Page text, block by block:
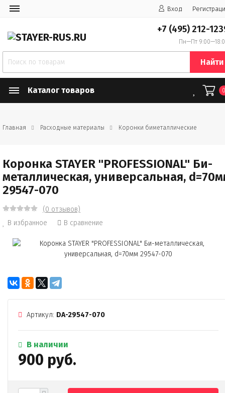
Вход
+7 (495) 212-
Пн—Пт
Найти
Каталог товаров
Главная Расходные материалы Коронки биметаллические
Коронка STAYER "PROFESSIONAL" Би-
металлическая, универсальная,
29547-070
(0 отзывов)
В избранное
В сравнение
Артикул: DA-29547-070
В наличии
900 руб.